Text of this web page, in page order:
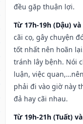
đều gặp thuận lợi.
Từ 17h-19h (Dậu)
cãi cọ, gây chuyện
tốt nhất nên hoãn
tránh lây bệnh. Nói
luận, việc
phải đi vào giờ này
đả hay cãi nhau.
Từ 19h-21h (Tuất)